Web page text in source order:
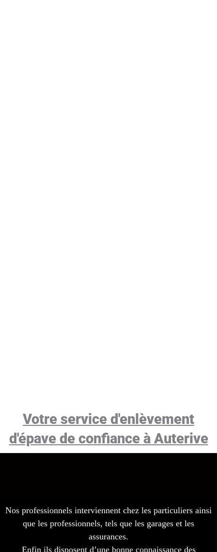
Votre service d'enlèvement
d'épave de confiance à Auterive
Nos professionnels interviennent chez les particuliers ainsi
que les professionnels, tels que les garages et les
assurances.
Enfin ils disposent d’une bonne connaissance des